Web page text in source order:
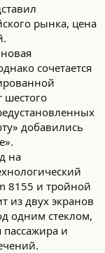
рынка, цена
сочетается
шестого
добавились
на
8155 и тройной
из двух экранов
одним стеклом,
и